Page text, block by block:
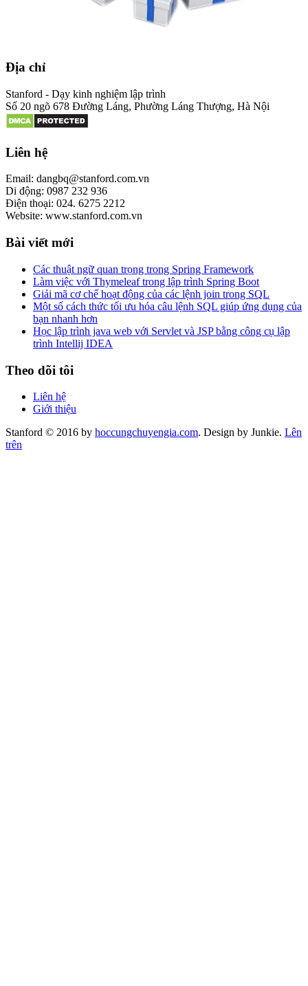
Địa chỉ
Stanford - Dạy kinh nghiệm lập trình
Số 20 ngõ 678 Đường Láng, Phường Láng Thượng, Hà Nội
Liên hệ
Email: dangbq@stanford.com.vn
Di động: 0987 232 936
Điện thoại: 024. 6275 2212
Website: www.stanford.com.vn
Bài viết mới
Các thuật ngữ quan trọng trong Spring Framework
Làm việc với Thymeleaf trong lập trình Spring Boot
Giải mã cơ chế hoạt động của các lệnh join trong SQL
Một số cách thức tối ưu hóa câu lệnh SQL giúp ứng dụng của
bạn nhanh hơn
Học lập trình java web với Servlet và JSP bằng công cụ lập
trình Intellij IDEA
Theo dõi tôi
Liên hệ
Giới thiệu
Stanford © 2016 by hoccungchuyengia.com. Design by Junkie. Lên
trên